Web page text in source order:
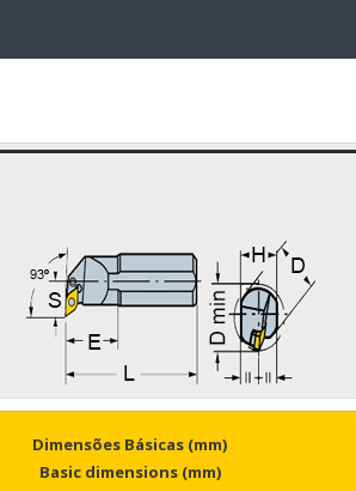
Dimensões Básicas (mm)
Basic dimensions (mm)